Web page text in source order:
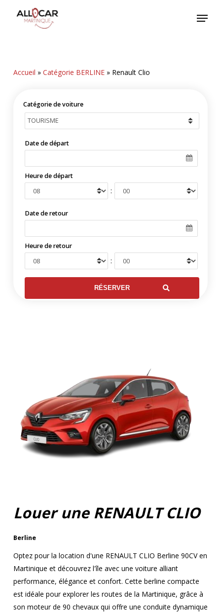
Menu
Accueil » Catégorie BERLINE» Renault Clio
Catégorie de voiture
Date de départ
Heure de départ
:
Date de retour
Heure de retour
:
Louer une RENAULT CLIO
Berline
Optez pour la location d'une RENAULT CLIO Berline 90CV en
Martinique et découvrez l'île avec une voiture alliant
performance, élégance et confort. Cette berline compacte
est idéale pour explorer les routes de la Martinique, grâce à
son moteur de 90 chevaux qui offre une conduite dynamique